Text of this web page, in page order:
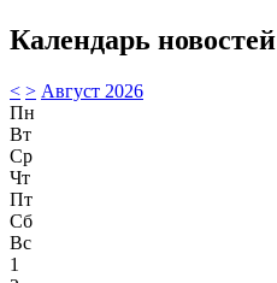
Календарь новостей
< > Август 2026
Пн
Вт
Ср
Чт
Пт
Сб
Вс
1